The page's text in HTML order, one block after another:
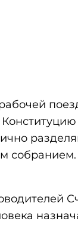
собранием.